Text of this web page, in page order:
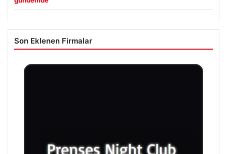
Son Eklenen Firmalar